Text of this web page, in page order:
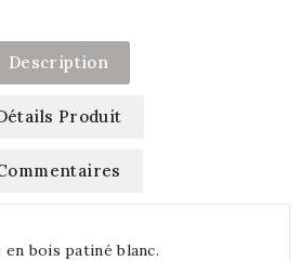
Description
Produit
bois patiné blanc.